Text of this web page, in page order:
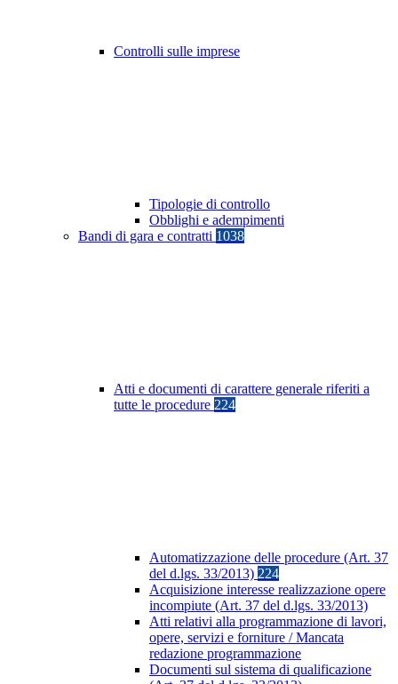
Controlli sulle imprese
Tipologie di controllo
Obblighi e adempimenti
Bandi di gara e contratti 1038
Atti e documenti di carattere generale riferiti a
tutte le procedure 224
Automatizzazione delle procedure (Art. 37
del d.lgs. 33/2013) 224
Acquisizione interesse realizzazione opere
incompiute (Art. 37 del d.lgs. 33/2013)
Atti relativi alla programmazione di lavori,
opere, servizi e forniture / Mancata
redazione programmazione
Documenti sul sistema di qualificazione